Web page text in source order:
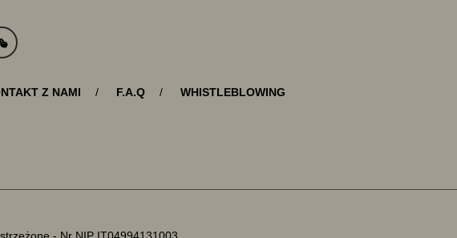
Z NAMI F.A.Q WHISTLEBLOWING